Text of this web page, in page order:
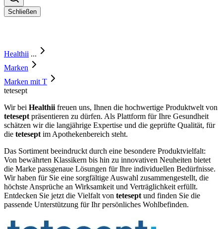
Schließen
Healthii ...
Marken
Marken mit T
tetesept
Wir bei Healthii freuen uns, Ihnen die hochwertige Produktwelt von
tetesept präsentieren zu dürfen. Als Plattform für Ihre Gesundheit
schätzen wir die langjährige Expertise und die geprüfte Qualität, für
die tetesept im Apothekenbereich steht.
Das Sortiment beeindruckt durch eine besondere Produktvielfalt:
Von bewährten Klassikern bis hin zu innovativen Neuheiten bietet
die Marke passgenaue Lösungen für Ihre individuellen Bedürfnisse.
Wir haben für Sie eine sorgfältige Auswahl zusammengestellt, die
höchste Ansprüche an Wirksamkeit und Verträglichkeit erfüllt.
Entdecken Sie jetzt die Vielfalt von tetesept und finden Sie die
passende Unterstützung für Ihr persönliches Wohlbefinden.